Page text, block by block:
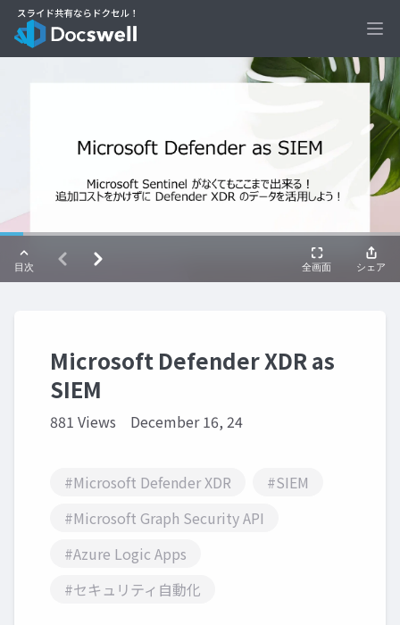
Microsoft Defender XDR as
SIEM
881 Views December 16, 24
#Microsoft Defender XDR
#SIEM
#Microsoft Graph Security API
#Azure Logic Apps
#セキュリティ自動化